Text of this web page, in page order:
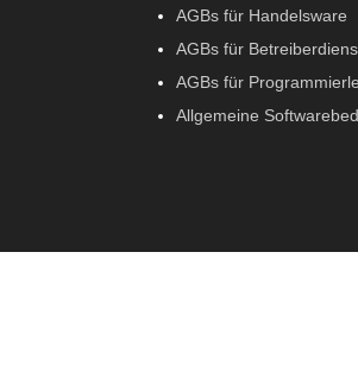
AGBs für Handelsware
AGBs für
AGBs für
Allgemeine